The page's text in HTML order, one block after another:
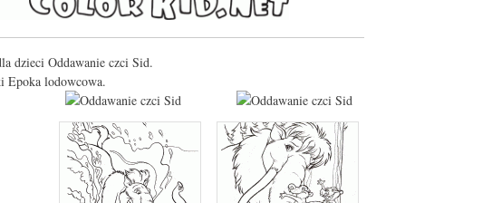
dzieci Oddawanie czci Sid.
Epoka lodowcowa.